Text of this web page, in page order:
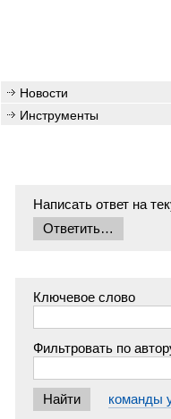
Новости
Инструменты
Написать ответ на
Ключевое слово
Фильтровать по
команды